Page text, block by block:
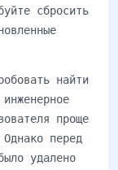
сбросить
найти
проще
перед
удалено